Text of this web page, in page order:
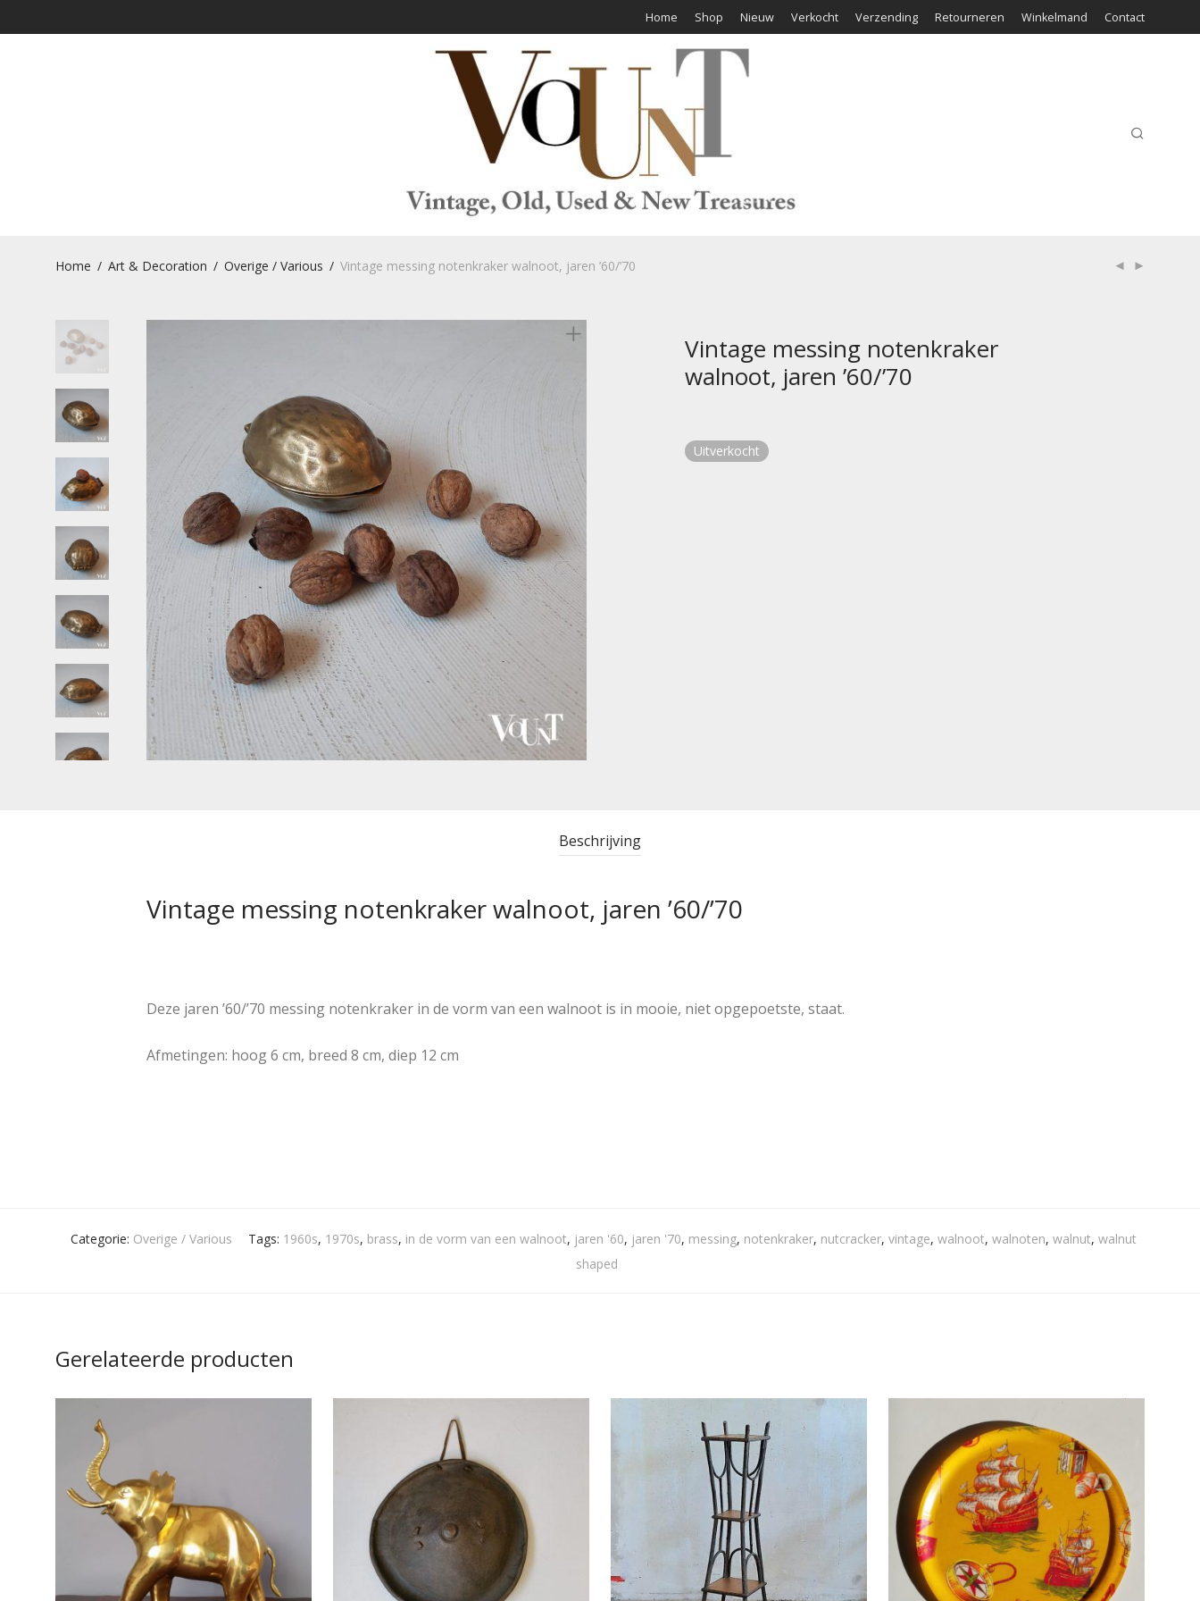
Home Shop Nieuw Verkocht Verzending Retourneren Winkelmand Contact
Home / Art & Decoration / Overige / Various / Vintage messing notenkraker walnoot, jaren ’60/’70
Vintage messing notenkraker
walnoot, jaren ’60/’70
Uitverkocht
Beschrijving
Vintage messing notenkraker walnoot, jaren ’60/’70
Deze jaren ’60/’70 messing notenkraker in de vorm van een walnoot is in mooie, niet opgepoetste, staat.
Afmetingen: hoog 6 cm, breed 8 cm, diep 12 cm
Categorie: Overige / Various Tags: 1960s, 1970s, brass, in de vorm van een walnoot, jaren '60, jaren '70, messing, notenkraker, nutcracker, vintage, walnoot, walnoten, walnut, walnut
shaped
Gerelateerde producten